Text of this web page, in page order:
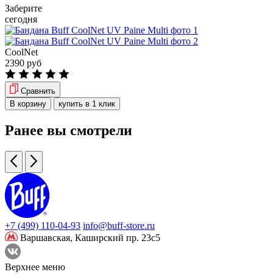
Заберите
сегодня
CoolNet
2390 руб
Сравнить
В корзину
купить в 1 клик
Ранее вы смотрели
+7 (499) 110-04-93 info@buff-store.ru
Варшавская, Каширский пр. 23с5
Верхнее меню